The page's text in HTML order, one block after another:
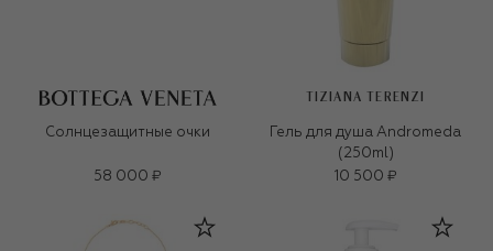
Солнцезащитные очки
58 000 ₽
TIZIANA TERENZI
Гель для душа Andromeda
(250ml)
10 500 ₽